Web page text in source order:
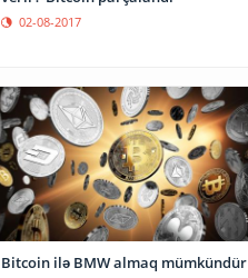
02-08-2017
Bitcoin ilə BMW almaq mümkündür